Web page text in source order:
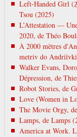
Left-Handed Girl (
Tsou (2025)
L’Attestation —
2020, de Théo
À 2000 mètres
metrіv do
Walker Evans,
Dépression, de
Robot Stories, de
Love (Women in
The Movie Orgy,
Lamps, de Lamps
America at Work.